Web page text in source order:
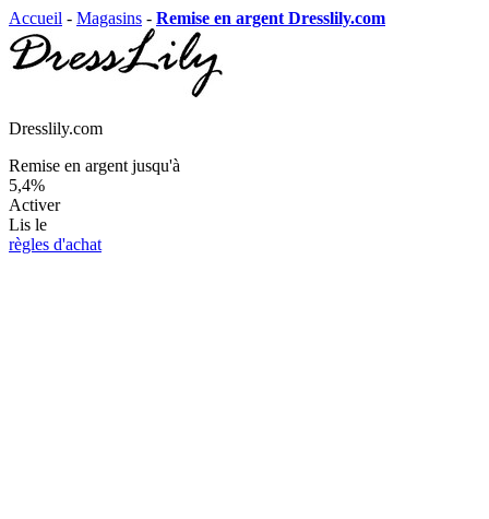
Accueil - Magasins - Remise en argent Dresslily.com
Dresslily.com
Remise en argent jusqu'à
5,4%
Activer
Lis le
règles d'achat